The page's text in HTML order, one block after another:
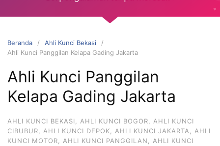
Beranda
Ahli Kunci Bekasi
Ahli Kunci Panggilan Kelapa Gading Jakarta
Ahli Kunci Panggilan
Kelapa Gading Jakarta
AHLI KUNCI BEKASI AHLI KUNCI BOGOR
AHLI KUNCI
CIBUBUR
AHLI KUNCI DEPOK AHLI KUNCI JAKARTA
AHLI
KUNCI MOTOR
AHLI KUNCI PANGGILAN
AHLI KUNCI